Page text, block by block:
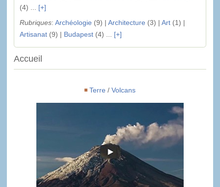
(4) ... [+]
Rubriques: Archéologie (9) | Architecture (3) | Art(1) |
Artisanat(9) | Budapest(4) ... [+]
Accueil
Terre / Volcans